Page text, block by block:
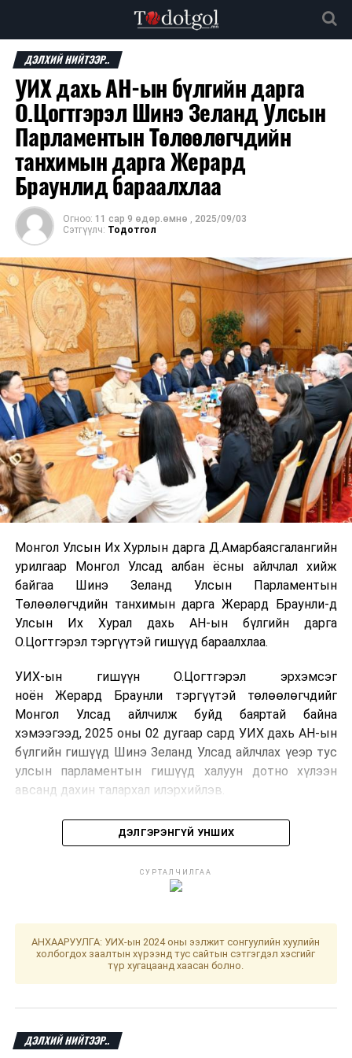
ДЭЛХИЙ НИЙТЭЭР..
УИХ дахь АН-ын бүлгийн дарга
О.Цогтгэрэл Шинэ Зеланд Улсын
Парламентын Төлөөлөгчдийн
танхимын дарга Жерард
Браунлид бараалхлаа
Огноо: 11 сар 9 өдөр.өмнө , 2025/09/03
Сэтгүүлч: Тодотгол
Монгол Улсын Их Хурлын дарга Д.Амарбаясгалангийн
урилгаар Монгол Улсад албан ёсны айлчлал хийж
байгаа Шинэ Зеланд Улсын Парламентын
Төлөөлөгчдийн танхимын дарга Жерард Браунли-д
Улсын Их Хурал дахь АН-ын бүлгийн дарга
О.Цогтгэрэл тэргүүтэй гишүүд бараалхлаа.
УИХ-ын гишүүн О.Цогтгэрэл эрхэмсэг
ноён Жерард Браунли тэргүүтэй төлөөлөгчдийг
Монгол Улсад айлчилж буйд баяртай байна
хэмээгээд, 2025 оны 02 дугаар сард УИХ дахь АН-ын
бүлгийн гишүүд Шинэ Зеланд Улсад айлчлах үеэр тус
улсын парламентын гишүүд халуун дотно хүлээн
авсанд дахин талархал илэрхийлэв.
туршлагыг нэвтрүүлэн 2025 оны хаврын ээлжит
хуулийн төслийг батлуулан Ерөнхий сайдын
мэдээллийн цагийг Улсын Их Хурлын асуулгын цаг
болгон өөрчилсөн талаар дурдав.
Мөн Монгол, Шинэ Зеланд улсууд парламентын
улсын парламентын туршлагаас суралцаж, ил тод
ДЭЛГЭРЭНГҮЙ УНШИХ
СУРТАЛЧИЛГАА
АНХААРУУЛГА: УИХ-ын 2024 оны ээлжит сонгуулийн хуулийн
холбогдох заалтын хүрээнд тус сайтын сэтгэгдэл хэсгийг
түр хугацаанд хаасан болно.
ДЭЛХИЙ НИЙТЭЭР..